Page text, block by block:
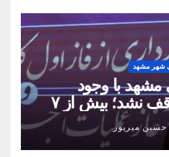
شهر مشهد
مشهد با وجود
شرایط جنگی متوقف نشد؛ بیش از ۷
همت پروژه در ۱۶۰ روز به بهره‌برداری
حسین میرپور